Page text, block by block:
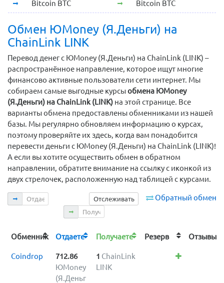
Bitcoin BTC Bitcoin BTC
Обмен ЮMoney (Я.Деньги) на
ChainLink LINK
Перевод денег с ЮMoney (Я.Деньги) на ChainLink (LINK) –
распространённое направление, которое ищут многие
финансово активные пользователи сети интернет. Мы
собираем самые выгодные курсыобмена ЮMoney
(Я.Деньги) на ChainLink (LINK) на этой странице. Все
варианты обмена предоставлены обменниками из нашей
базы. Мы регулярно обновляем информацию о курсах,
поэтому проверяйте их здесь, когда вам понадобится
перевести деньги с ЮMoney (Я.Деньги) на ChainLink (LINK)!
А если вы хотите осуществить обмен в обратном
направлении, обратите внимание на ссылку с иконкой из
двух стрелочек, расположенную над таблицей с курсами.
Обратный обмен
Отслеживать
Отдаете
Получаете
Обменник Отдаете Получаете Резерв
Coindrop
712.86
ЮMoney
(Я.Деньг
1 ChainLink
LINK